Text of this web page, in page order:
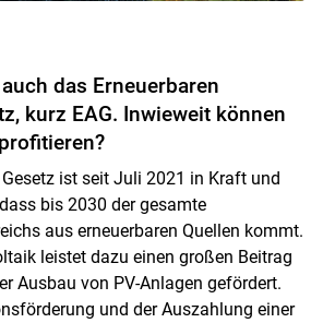
das Erneuerbaren
kurz EAG. Inwieweit können
ist seit Juli 2021 in Kraft und
bis 2030 der gesamte
aus erneuerbaren Quellen kommt.
leistet dazu einen großen Beitrag
Ausbau von PV-Anlagen gefördert.
und der Auszahlung einer